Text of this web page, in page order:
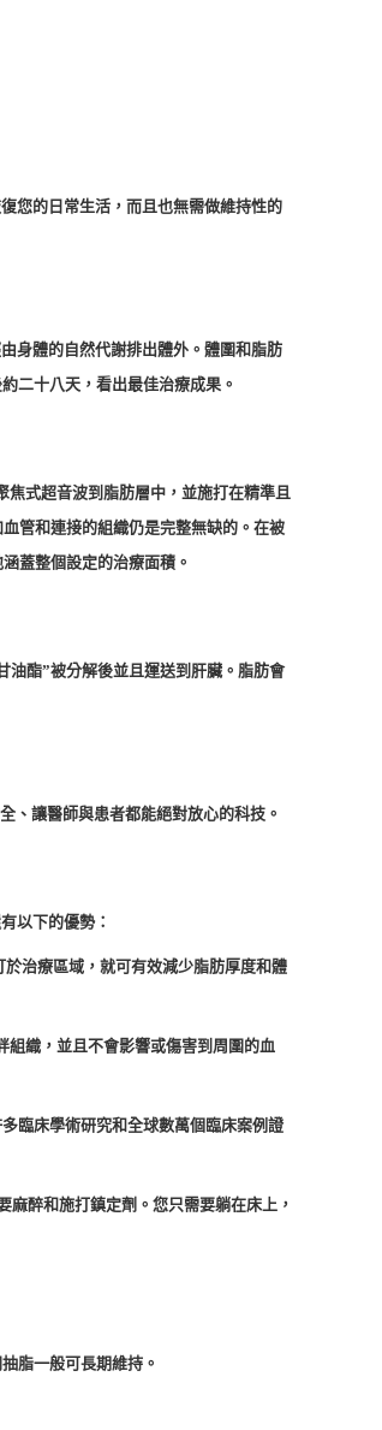
您的日常生活，而且也無需做維持性的
身體的自然代謝排出體外。體圍和脂肪
二十八天，看出最佳治療成果。
式超音波到脂肪層中，並施打在精準且
管和連接的組織仍是完整無缺的。在被
蓋整個設定的治療面積。
油酯”被分解後並且運送到肝臟。脂肪會
、讓醫師與患者都能絕對放心的科技。
以下的優勢：
治療區域，就可有效減少脂肪厚度和體
織，並且不會影響或傷害到周圍的血
臨床學術研究和全球數萬個臨床案例證
醉和施打鎮定劑。您只需要躺在床上，
脂一般可長期維持。